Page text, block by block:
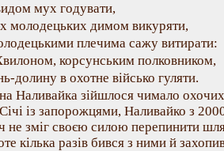
мух годувати,
молодецьких димом викуряти,
плечима сажу витирати:
корсунським полковником,
долину в охотне військо гуляти.
Наливайка зійшлося чимало
із запорожцями, Наливайко з
не зміг своєю силою перепинити
кілька разів бився з ними й